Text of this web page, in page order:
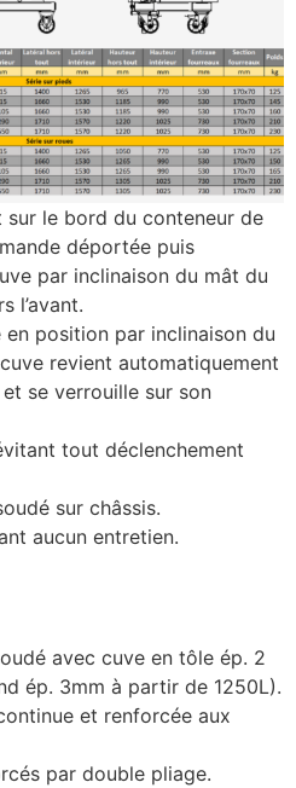
le bord du conteneur de
déportée puis
par inclinaison du mât du
l’avant.
en position par inclinaison du
revient automatiquement
se verrouille sur son
tout déclenchement
sur châssis.
aucun entretien.
avec cuve en tôle ép. 2
ép. 3mm à partir de 1250L).
et renforcée aux
par double pliage.